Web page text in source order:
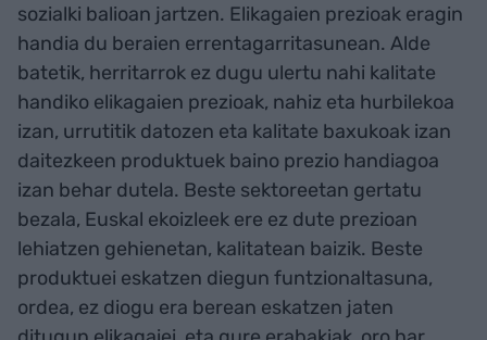
sozialki balioan jartzen. Elikagaien prezioak eragin
handia du beraien errentagarritasunean. Alde
batetik, herritarrok ez dugu ulertu nahi kalitate
handiko elikagaien prezioak, nahiz eta hurbilekoa
izan, urrutitik datozen eta kalitate baxukoak izan
daitezkeen produktuek baino prezio handiagoa
izan behar dutela. Beste sektoreetan gertatu
bezala, Euskal ekoizleek ere ez dute prezioan
lehiatzen gehienetan, kalitatean baizik. Beste
produktuei eskatzen diegun funtzionaltasuna,
ordea, ez diogu era berean eskatzen jaten